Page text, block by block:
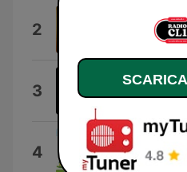
2 Passion
Nile Rodgers
3 Scared Of
Selena Gomez
4 Dai dai che ce
Coro